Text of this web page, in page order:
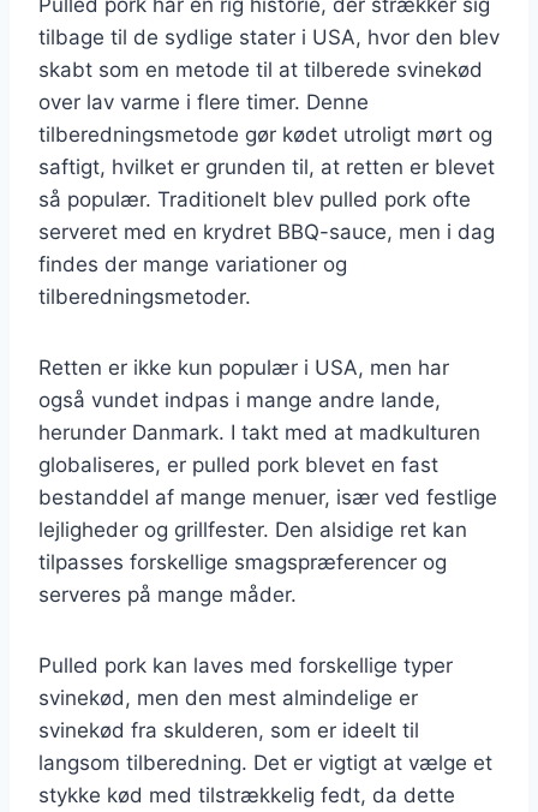
tilbage til de sydlige stater i USA, hvor den blev
skabt som en metode til at tilberede svinekød
over lav varme i flere timer. Denne
tilberedningsmetode gør kødet utroligt mørt og
saftigt, hvilket er grunden til, at retten er blevet
så populær. Traditionelt blev pulled pork ofte
serveret med en krydret BBQ-sauce, men i dag
findes der mange variationer og
tilberedningsmetoder.
Retten er ikke kun populær i USA, men har
også vundet indpas i mange andre lande,
herunder Danmark. I takt med at madkulturen
globaliseres, er pulled pork blevet en fast
bestanddel af mange menuer, især ved festlige
lejligheder og grillfester. Den alsidige ret kan
tilpasses forskellige smagspræferencer og
serveres på mange måder.
Pulled pork kan laves med forskellige typer
svinekød, men den mest almindelige er
svinekød fra skulderen, som er ideelt til
langsom tilberedning. Det er vigtigt at vælge et
stykke kød med tilstrækkelig fedt, da dette